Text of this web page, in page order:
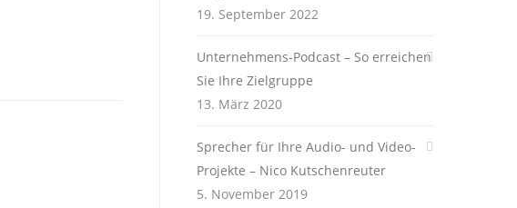
19. September 2022
Unternehmens-Podcast – So erreichen
Sie Ihre Zielgruppe
13. März 2020
Sprecher für Ihre Audio- und Video-
Projekte – Nico Kutschenreuter
5. November 2019